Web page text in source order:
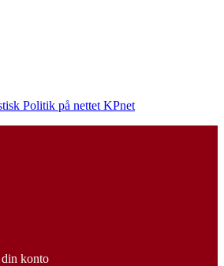
KPnet
konto